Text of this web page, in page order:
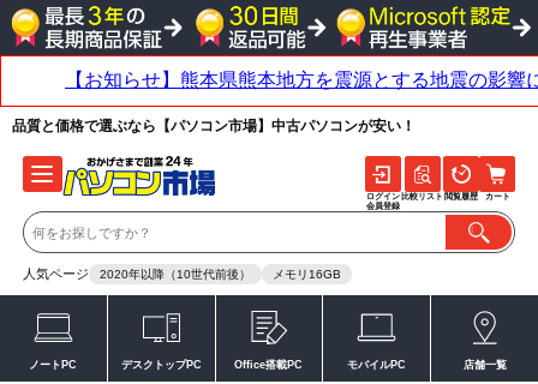
品質と価格で選ぶなら【パソコン市場】中古パソコンが安い！
人気ページ 2020年以降（10世代前後） メモリ16GB
ログイン
会員登録
比較リスト 閲覧履歴 カート
ノートPC デスクトップPC Office搭載PC モバイルPC 店舗一覧